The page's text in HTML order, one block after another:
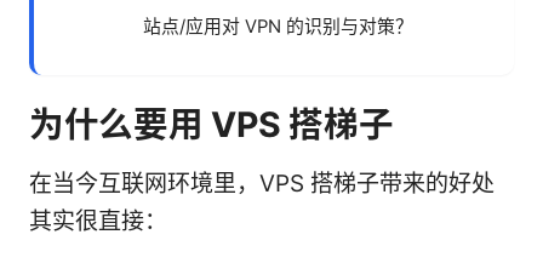
站点/应用对 VPN 的识别与对策？
为什么要用 VPS 搭梯子
在当今互联网环境里，VPS 搭梯子带来的好处
其实很直接：